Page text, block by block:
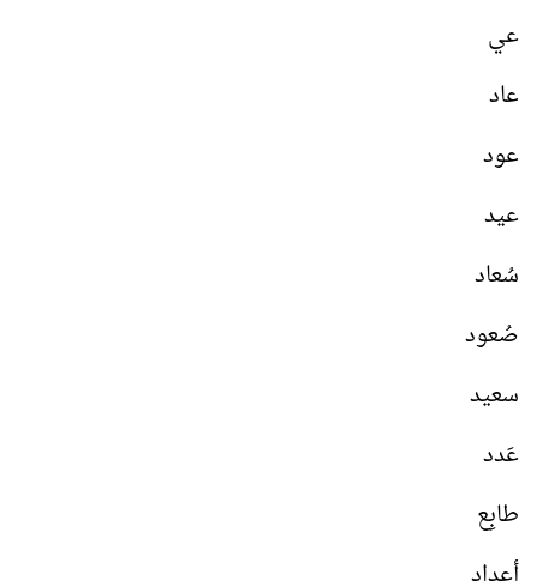
عي
عاد
عود
عيد
سُعاد
صُعود
سعيد
عَدد
طابِع
أعداد